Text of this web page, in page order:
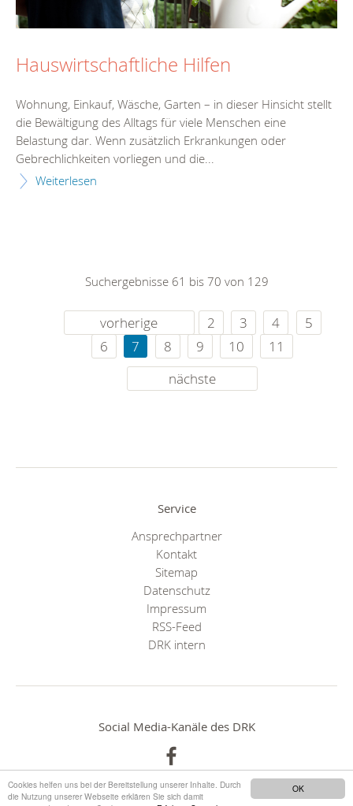
OK
Cookies helfen uns bei der Bereitstellung unserer Inhalte. Durch
die Nutzung unserer Webseite erklären Sie sich damit
Hauswirtschaftliche Hilfen
Wohnung, Einkauf, Wäsche, Garten – in dieser Hinsicht stellt
die Bewältigung des Alltags für viele Menschen eine
Belastung dar. Wenn zusätzlich Erkrankungen oder
Gebrechlichkeiten vorliegen und die...
Weiterlesen
Suchergebnisse 61 bis 70 von 129
vorherige 2 3 4
5
6
7 8 9 10
11
nächste
Service
Ansprechpartner
Kontakt
Sitemap
Datenschutz
Impressum
RSS-Feed
DRK intern
Social Media-Kanäle des DRK